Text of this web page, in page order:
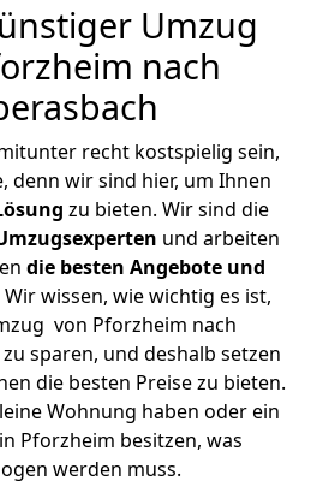
Umzug
nach
recht kostspielig sein,
denn wir sind hier, um Ihnen
zu bieten. Wir sind die
und arbeiten
die besten Angebote und
wissen, wie wichtig es ist,
von Pforzheim nach
sparen, und deshalb setzen
die besten Preise zu bieten.
Wohnung haben oder ein
Pforzheim besitzen, was
werden muss.